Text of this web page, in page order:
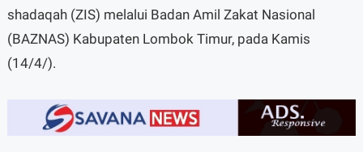
shadaqah (ZIS) melalui Badan Amil Zakat Nasional
(BAZNAS) Kabupaten Lombok Timur, pada Kamis
(14/4/).